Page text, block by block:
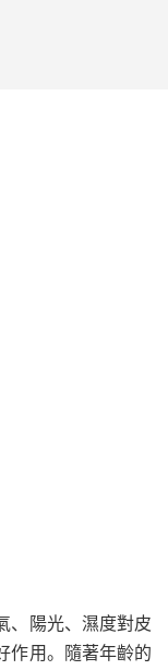
、陽光、濕度對皮
作用。隨著年齡的